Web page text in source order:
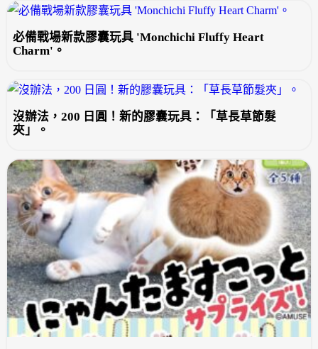
必備戰場新款膠囊玩具 'Monchichi Fluffy Heart
Charm'。
沒辦法，200 日圓！新的膠囊玩具：「草長草節髮
夾」。